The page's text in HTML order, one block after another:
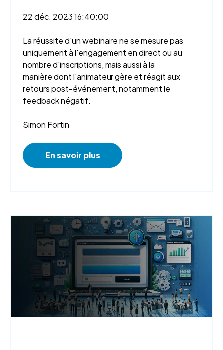
22 déc. 2023 16:40:00
La réussite d'un webinaire ne se mesure pas
uniquement à l'engagement en direct ou au
nombre d'inscriptions, mais aussi à la
manière dont l'animateur gère et réagit aux
retours post-événement, notamment le
feedback négatif.
Simon Fortin
En savoir plus